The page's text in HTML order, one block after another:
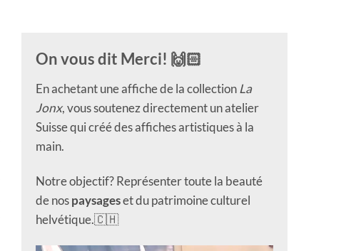
On vous dit Merci! 🙌🏻
En achetant une affiche de la collection La
Jonx, vous soutenez directement un atelier
Suisse qui créé des affiches artistiques à la
main.
Notre objectif? Représenter toute la beauté
de nospaysageset du patrimoine culturel
helvétique.🇨🇭